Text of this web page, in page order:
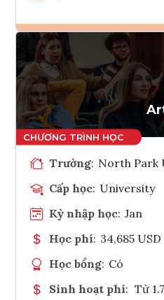
Trường: North Park
Cấp học: University
Kỳ nhập học: Jan
Học phí: 34,685 USD
Học bổng: Có
Sinh hoạt phí: Từ